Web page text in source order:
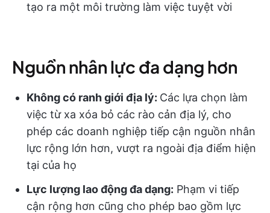
tạo ra một môi trường làm việc tuyệt vời
Nguồn nhân lực đa dạng hơn
Không có ranh giới địa lý: Các lựa chọn làm
việc từ xa xóa bỏ các rào cản địa lý, cho
phép các doanh nghiệp tiếp cận nguồn nhân
lực rộng lớn hơn, vượt ra ngoài địa điểm hiện
tại của họ
Lực lượng lao động đa dạng: Phạm vi tiếp
cận rộng hơn cũng cho phép bao gồm lực